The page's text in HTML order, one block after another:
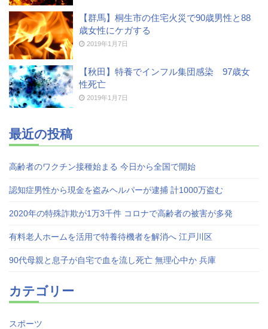
【群馬】桐生市の住宅火災で90歳男性と88
歳女性にケガする
2019年1月7日
【秋田】特養でインフル集団感染 97歳女
性死亡
2019年1月7日
最近の投稿
高齢者のワクチン接種始まる 今日から全国で開始
認知症男性から現金を盗みヘルパーが逮捕 計1000万盗む
2020年の特殊詐欺が1万3千件 コロナで高齢者の被害が多発
有料老人ホームを活用で特養待機者を解消へ 江戸川区
90代母親と息子が自宅で血を流し死亡 無理心中か 兵庫
カテゴリー
スポーツ